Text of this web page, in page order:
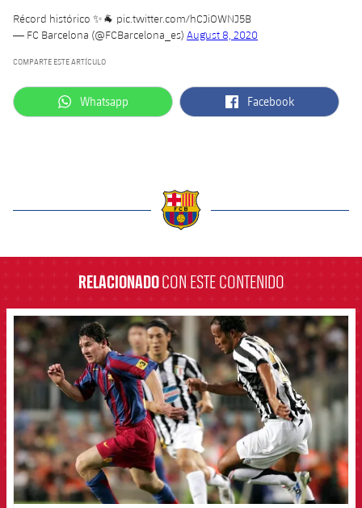
eFootball
Récord histórico ✨🐐 pic.twitter.com/hCJiOWNJ5B
— FC Barcelona (@FCBarcelona_es) August 8, 2020
COMPARTE ESTE ARTÍCULO
label.aria.whatsapp
Whatsapp label.aria.facebook
Facebook
RELACIONADOCON ESTE CONTENIDO
FCB Barcelona badge